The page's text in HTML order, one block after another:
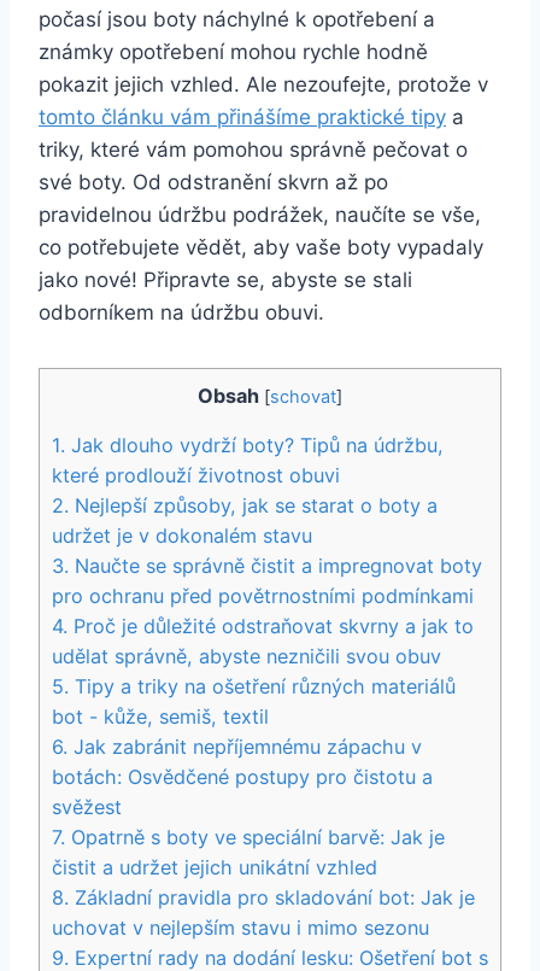
počasí​ jsou boty náchylné k opotřebení a
známky opotřebení mohou rychle hodně
pokazit⁤ jejich vzhled. Ale nezoufejte, protože v
tomto článku vám přinášíme ‌praktické ⁢tipy ⁤a
triky, ​které vám ⁢pomohou správně pečovat o
své boty. Od odstranění skvrn ⁢až po
pravidelnou údržbu podrážek, naučíte se‌ vše,
co potřebujete vědět, ⁢aby vaše boty vypadaly
jako nové! Připravte ⁤se, abyste ‍se stali
odborníkem‍ na údržbu obuvi.
Obsah [schovat]
1. ‌Jak dlouho vydrží ⁣boty? Tipů na údržbu,
které prodlouží životnost obuvi
2. Nejlepší způsoby,​ jak se​ starat o boty ⁤a
udržet je v dokonalém stavu
3. Naučte se správně čistit a impregnovat boty
pro ochranu před povětrnostními podmínkami
4. Proč je důležité odstraňovat skvrny a jak‌ to
udělat správně, abyste nezničili svou ⁤obuv
5. Tipy a triky na ošetření různých materiálů
bot ‌- kůže, semiš,⁢ textil
6. ⁤Jak zabránit⁢ nepříjemnému zápachu v
botách: Osvědčené postupy pro čistotu a
svěžest
7. ‌Opatrně s boty ve speciální barvě: Jak je
čistit a udržet jejich​ unikátní vzhled
8.‌ Základní ‌pravidla pro skladování bot: ​Jak ​je
uchovat‍ v nejlepším stavu i ‍mimo sezonu
9. Expertní rady​ na ⁤dodání lesku: Ošetření⁢ bot s